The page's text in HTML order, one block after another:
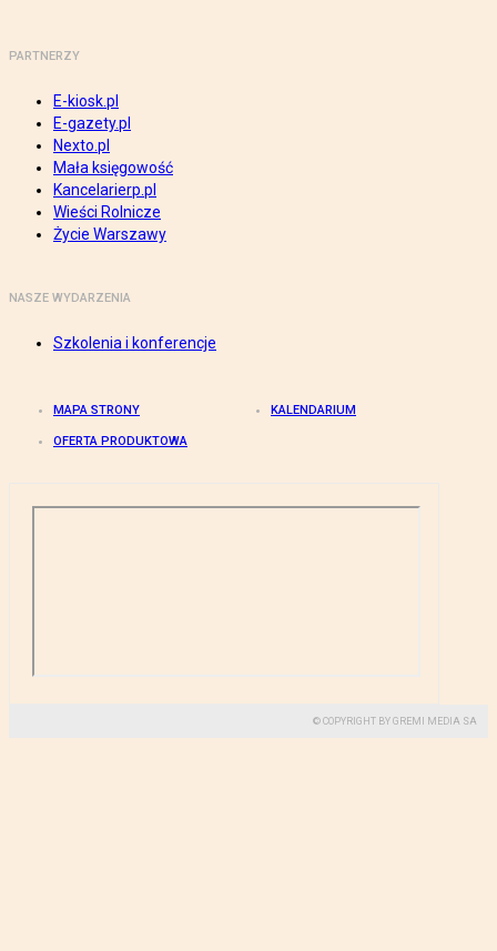
PARTNERZY
E-kiosk.pl
E-gazety.pl
Nexto.pl
Mała księgowość
Kancelarierp.pl
Wieści Rolnicze
Życie Warszawy
NASZE WYDARZENIA
Szkolenia i konferencje
MAPA STRONY KALENDARIUM
OFERTA PRODUKTOWA
© COPYRIGHT BY GREMI MEDIA SA